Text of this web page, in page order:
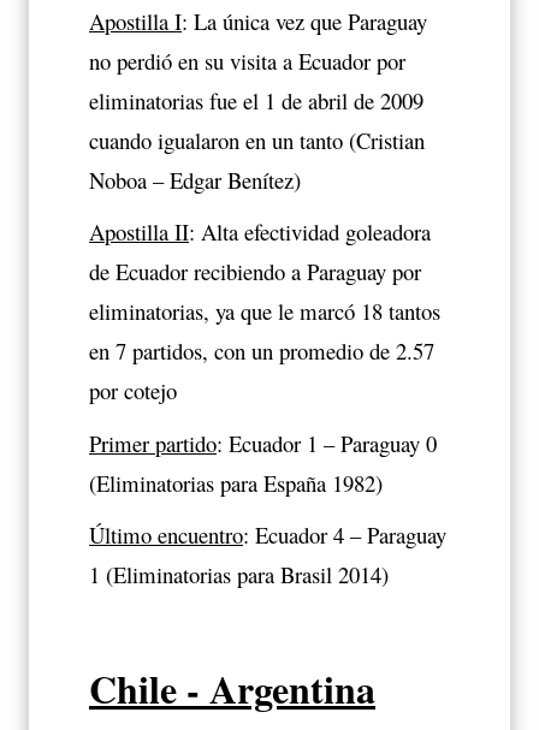
Apostilla I: La única vez que Paraguay
no perdió en su visita a Ecuador por
eliminatorias fue el 1 de abril de 2009
cuando igualaron en un tanto (Cristian
Noboa – Edgar Benítez)
Apostilla II: Alta efectividad goleadora
de Ecuador recibiendo a Paraguay por
eliminatorias, ya que le marcó 18 tantos
en 7 partidos, con un promedio de 2.57
por cotejo
Primer partido: Ecuador 1 – Paraguay 0
(Eliminatorias para España 1982)
Último encuentro: Ecuador 4 – Paraguay
1 (Eliminatorias para Brasil 2014)
Chile - Argentina